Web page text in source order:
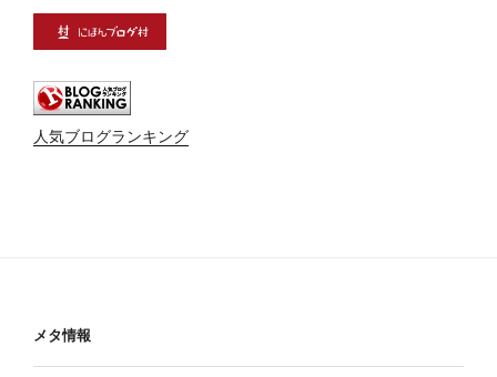
人気ブログランキング
メタ情報